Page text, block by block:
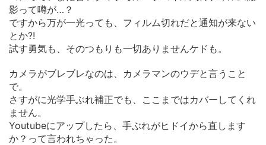
影って噂が…？
ですから万が一光っても、フィルム切れだと通知が来ない
とか?!
試す勇気も、そのつもりも一切ありませんケドも。
カメラがブレブレなのは、カメラマンのウデと言うこと
で。
さすがに光学手ぶれ補正でも、ここまではカバーしてくれ
ません。
Youtubeにアップしたら、手ぶれがヒドイから直します
か？って言われちゃった。